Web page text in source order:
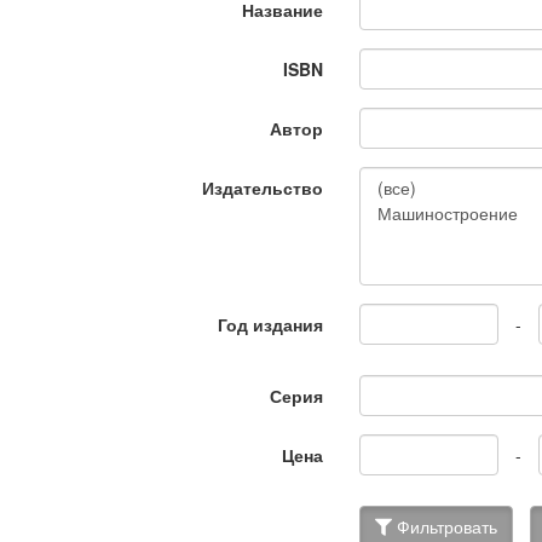
Название
ISBN
Автор
Издательство
Год издания -
Серия
Цена -
Фильтровать